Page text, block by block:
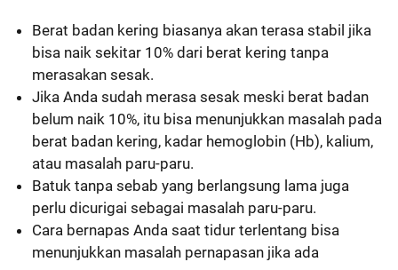
Berat badan kering biasanya akan terasa stabil jika
bisa naik sekitar 10% dari berat kering tanpa
merasakan sesak.
Jika Anda sudah merasa sesak meski berat badan
belum naik 10%, itu bisa menunjukkan masalah pada
berat badan kering, kadar hemoglobin (Hb), kalium,
atau masalah paru-paru.
Batuk tanpa sebab yang berlangsung lama juga
perlu dicurigai sebagai masalah paru-paru.
Cara bernapas Anda saat tidur terlentang bisa
menunjukkan masalah pernapasan jika ada